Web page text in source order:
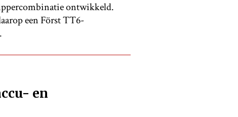
ontwikkeld.
een Först TT6-
en